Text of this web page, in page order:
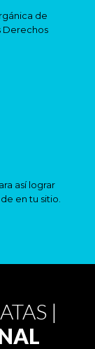
de
Derechos
así lograr
en tu sitio.
|